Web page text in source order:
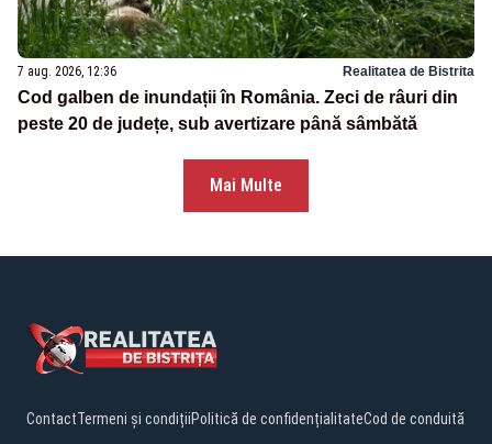
7 aug. 2026, 12:36 Realitatea de Bistrita
Cod galben de inundații în România. Zeci de râuri din
peste 20 de județe, sub avertizare până sâmbătă
Mai Multe
ContactTermeni și condițiiPolitică de confidențialitateCod de conduită